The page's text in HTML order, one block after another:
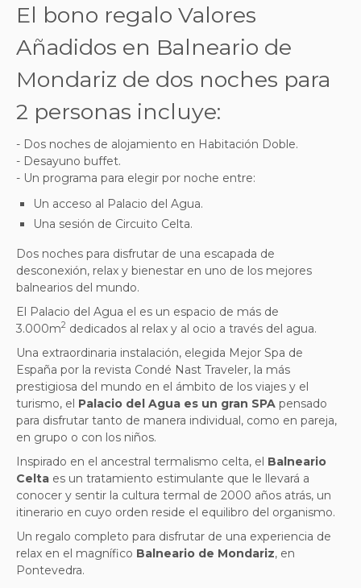
El bono regalo Valores
Añadidos en Balneario de
Mondariz de dos noches para
2 personas incluye:
- Dos noches de alojamiento en Habitación Doble.
- Desayuno buffet.
- Un programa para elegir por noche entre:
Un acceso al Palacio del Agua.
Una sesión de Circuito Celta.
Dos noches para disfrutar de una escapada de
desconexión, relax y bienestar en uno de los mejores
balnearios del mundo.
El Palacio del Agua el es un espacio de más de
3.000m2 dedicados al relax y al ocio a través del agua.
Una extraordinaria instalación, elegida Mejor Spa de
España por la revista Condé Nast Traveler, la más
prestigiosa del mundo en el ámbito de los viajes y el
turismo, el Palacio del Agua es un gran SPA pensado
para disfrutar tanto de manera individual, como en pareja,
en grupo o con los niños.
Inspirado en el ancestral termalismo celta, el Balneario
Celta es un tratamiento estimulante que le llevará a
conocer y sentir la cultura termal de 2000 años atrás, un
itinerario en cuyo orden reside el equilibro del organismo.
Un regalo completo para disfrutar de una experiencia de
relax en el magnífico Balneario de Mondariz, en
Pontevedra.